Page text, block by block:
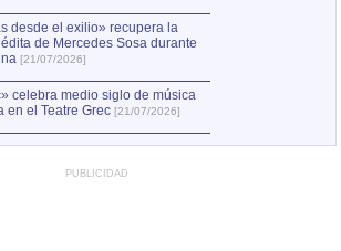
desde el exilio» recupera la
de Mercedes Sosa durante
[21/07/2026]
celebra medio siglo de música
en el Teatre Grec [21/07/2026]
PUBLICIDAD